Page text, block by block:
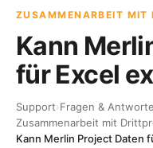
ZUSAMMENARBEIT MIT
Kann
für Excel
Support›Fragen &
Zusammenarbeit mit
Kann Merlin Project Daten